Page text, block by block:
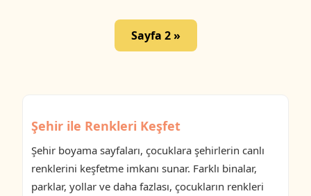
Sayfa 2 »
Şehir ile Renkleri Keşfet
Şehir boyama sayfaları, çocuklara şehirlerin canlı
renklerini keşfetme imkanı sunar. Farklı binalar,
parklar, yollar ve daha fazlası, çocukların renkleri